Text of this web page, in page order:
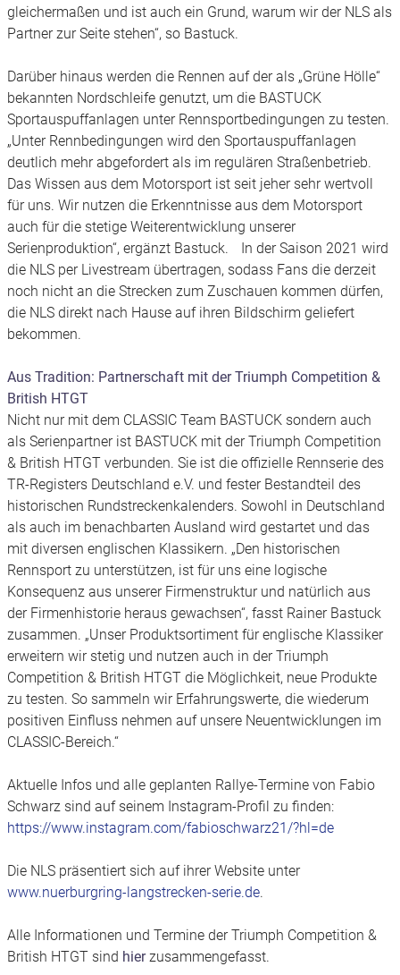
gleichermaßen und ist auch ein Grund, warum wir der NLS als
Partner zur Seite stehen“, so Bastuck.
Darüber hinaus werden die Rennen auf der als „Grüne Hölle“
bekannten Nordschleife genutzt, um die BASTUCK
Sportauspuffanlagen unter Rennsportbedingungen zu testen.
„Unter Rennbedingungen wird den Sportauspuffanlagen
deutlich mehr abgefordert als im regulären Straßenbetrieb.
Das Wissen aus dem Motorsport ist seit jeher sehr wertvoll
für uns. Wir nutzen die Erkenntnisse aus dem Motorsport
auch für die stetige Weiterentwicklung unserer
Serienproduktion“, ergänzt Bastuck. In der Saison 2021 wird
die NLS per Livestream übertragen, sodass Fans die derzeit
noch nicht an die Strecken zum Zuschauen kommen dürfen,
die NLS direkt nach Hause auf ihren Bildschirm geliefert
bekommen.
Aus Tradition: Partnerschaft mit der Triumph Competition &
British HTGT
Nicht nur mit dem CLASSIC Team BASTUCK sondern auch
als Serienpartner ist BASTUCK mit der Triumph Competition
& British HTGT verbunden. Sie ist die offizielle Rennserie des
TR-Registers Deutschland e.V. und fester Bestandteil des
historischen Rundstreckenkalenders. Sowohl in Deutschland
als auch im benachbarten Ausland wird gestartet und das
mit diversen englischen Klassikern. „Den historischen
Rennsport zu unterstützen, ist für uns eine logische
Konsequenz aus unserer Firmenstruktur und natürlich aus
der Firmenhistorie heraus gewachsen“, fasst Rainer Bastuck
zusammen. „Unser Produktsortiment für englische Klassiker
erweitern wir stetig und nutzen auch in der Triumph
Competition & British HTGT die Möglichkeit, neue Produkte
zu testen. So sammeln wir Erfahrungswerte, die wiederum
positiven Einfluss nehmen auf unsere Neuentwicklungen im
CLASSIC-Bereich.“
Aktuelle Infos und alle geplanten Rallye-Termine von Fabio
Schwarz sind auf seinem Instagram-Profil zu finden:
https://www.instagram.com/fabioschwarz21/?hl=de
Die NLS präsentiert sich auf ihrer Website unter
www.nuerburgring-langstrecken-serie.de.
Alle Informationen und Termine der Triumph Competition &
British HTGT sind hierzusammengefasst.